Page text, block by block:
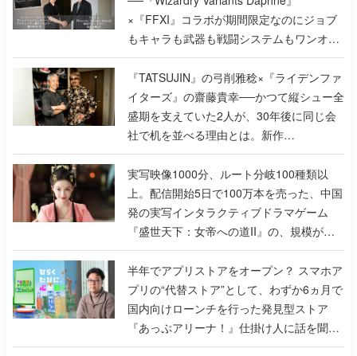
×『FFXI』コラボが期間限定なのにジョブ
もキャラも武器も戦闘システムもワンオフ
で作り込まれた理由を両ディレクターに聞
く
『TATSUJIN』の弓削雅稔×『ライデンファ
イターズ』の齋藤貴幸──かつて縦シュー全
盛期を支えていた2人が、30年後に同じ会
社で机を並べる理由とは。新作
『TATSUJIN EXTREME』で初タッグを組
んだレジェンド2人に訊く開発秘話
実写映像1000分、ルート分岐100種類以
上。配信開始5日で100万本を売った、中国
発の実写インタラクティブドラマゲーム
『盛世天下：女帝への道II』の、規模が違
うこだわりをプロデューサーに聞いた
半年でアプリストアをオープン？ スマホア
プリの“代替ストア”として、わずか6ヵ月で
国内向けローンチを行った発見型ストア
『あっぷアリーナ！』仕掛け人に話を聞い
てみた